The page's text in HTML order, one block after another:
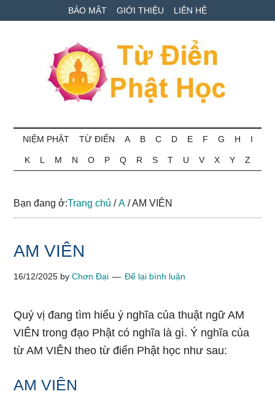
to
to
qua
BẢO MẬT GIỚI THIỆU LIÊN HỆ
Từ
điển
Phật
học
ngữ
NIỆM PHẬT TỪ ĐIỂN A B C D E F G H I
K L M N O P Q R S T U V X Y Z
Bạn đang ở:Trang chủ / A /AM VIÊN
AM VIÊN
16/12/2025 byChơn Đại Để lại bình luận
Quý vị đang tìm hiểu ý nghĩa của thuật ngữ AM
VIÊN trong đạo Phật có nghĩa là gì. Ý nghĩa của
từ AM VIÊN theo từ điển Phật học như sau:
AM VIÊN